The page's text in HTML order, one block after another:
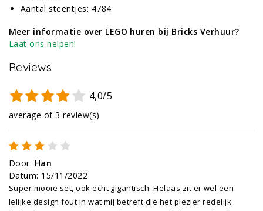
Aantal steentjes: 4784
Meer informatie over LEGO huren bij Bricks Verhuur?
Laat ons helpen!
Reviews
4,0/5
average of 3 review(s)
Door: Han
Datum: 15/11/2022
Super mooie set, ook echt gigantisch. Helaas zit er wel een
lelijke design fout in wat mij betreft die het plezier redelijk